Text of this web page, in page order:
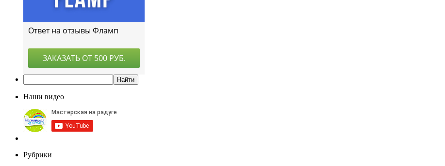
Наши видео
Рубрики